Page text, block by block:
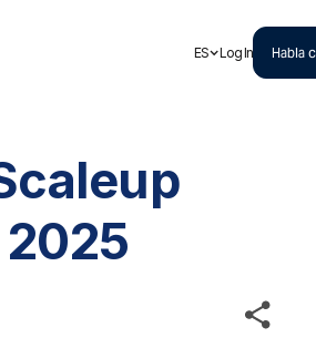
ES Log In Habla